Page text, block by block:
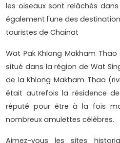
les oiseaux sont relâchés
également l'une des
touristes de Chainat
Wat Pak Khlong Makham
situé dans la région de Wat
de la Khlong Makham Thao
était autrefois la résidence
réputé pour être à la fois
nombreux amulettes célèbres.
Aimez-vous les sites